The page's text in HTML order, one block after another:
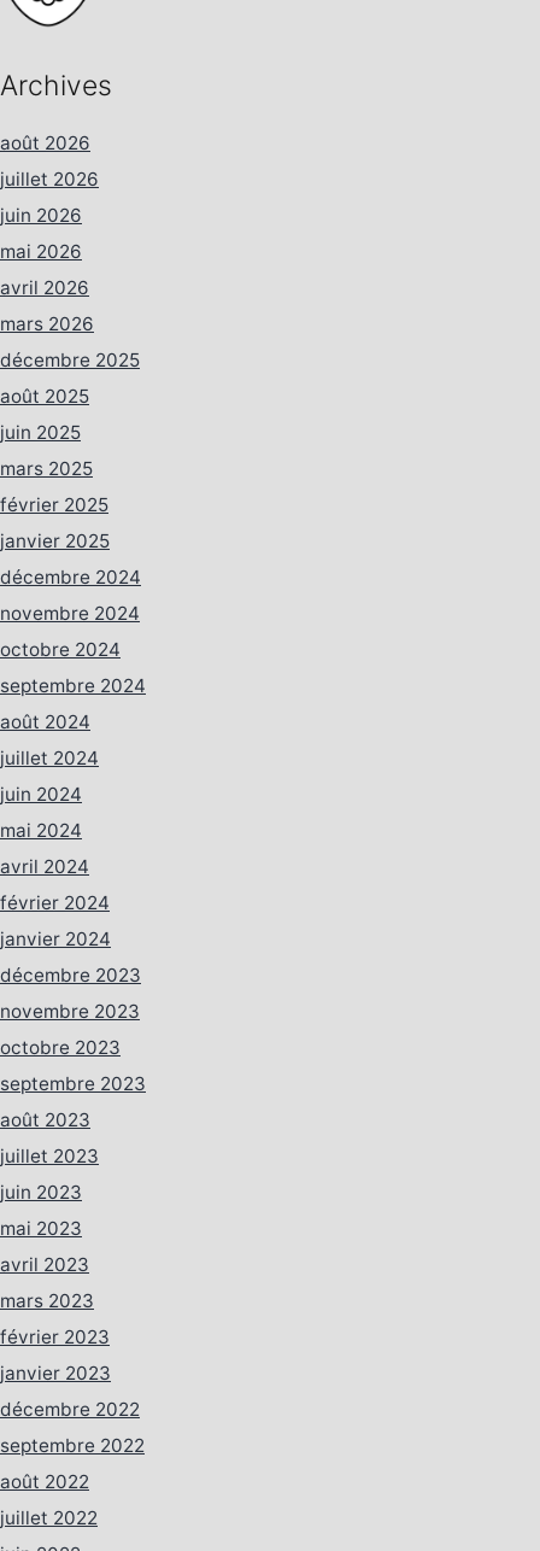
Archives
août 2026
juillet 2026
juin 2026
mai 2026
avril 2026
mars 2026
décembre 2025
août 2025
juin 2025
mars 2025
février 2025
janvier 2025
décembre 2024
novembre 2024
octobre 2024
septembre 2024
août 2024
juillet 2024
juin 2024
mai 2024
avril 2024
février 2024
janvier 2024
décembre 2023
novembre 2023
octobre 2023
septembre 2023
août 2023
juillet 2023
juin 2023
mai 2023
avril 2023
mars 2023
février 2023
janvier 2023
décembre 2022
septembre 2022
août 2022
juillet 2022